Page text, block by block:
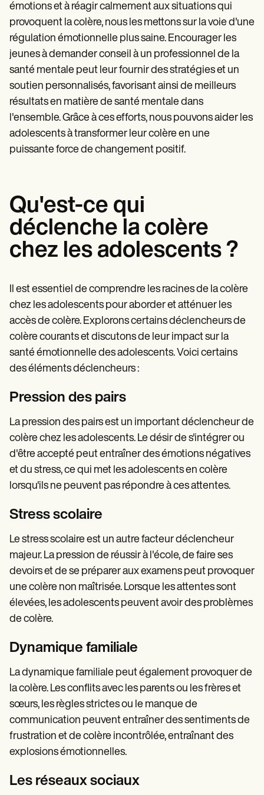
émotions et à réagir calmement aux situations qui
provoquent la colère, nous les mettons sur la voie d'une
régulation émotionnelle plus saine. Encourager les
jeunes à demander conseil à un professionnel de la
santé mentale peut leur fournir des stratégies et un
soutien personnalisés, favorisant ainsi de meilleurs
résultats en matière de santé mentale dans
l'ensemble. Grâce à ces efforts, nous pouvons aider les
adolescents à transformer leur colère en une
puissante force de changement positif.
Qu'est-ce qui
déclenche la colère
chez les adolescents ?
Il est essentiel de comprendre les racines de la colère
chez les adolescents pour aborder et atténuer les
accès de colère. Explorons certains déclencheurs de
colère courants et discutons de leur impact sur la
santé émotionnelle des adolescents. Voici certains
des éléments déclencheurs :
Pression des pairs
La pression des pairs est un important déclencheur de
colère chez les adolescents. Le désir de s'intégrer ou
d'être accepté peut entraîner des émotions négatives
et du stress, ce qui met les adolescents en colère
lorsqu'ils ne peuvent pas répondre à ces attentes.
Stress scolaire
Le stress scolaire est un autre facteur déclencheur
majeur. La pression de réussir à l'école, de faire ses
devoirs et de se préparer aux examens peut provoquer
une colère non maîtrisée. Lorsque les attentes sont
élevées, les adolescents peuvent avoir des problèmes
de colère.
Dynamique familiale
La dynamique familiale peut également provoquer de
la colère. Les conflits avec les parents ou les frères et
sœurs, les règles strictes ou le manque de
communication peuvent entraîner des sentiments de
frustration et de colère incontrôlée, entraînant des
explosions émotionnelles.
Les réseaux sociaux